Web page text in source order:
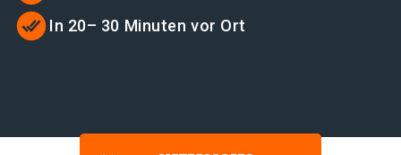
In 20– 30 Minuten vor Ort